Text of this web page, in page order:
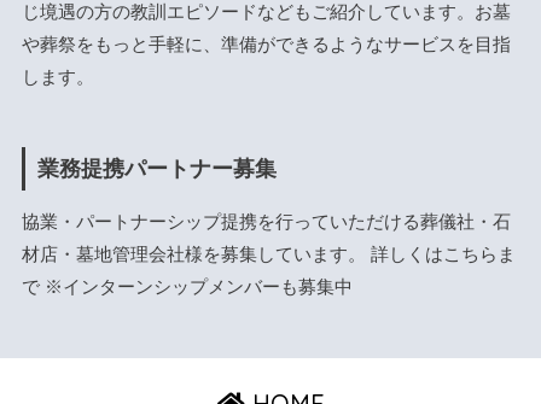
じ境遇の方の教訓エピソードなどもご紹介しています。お墓
や葬祭をもっと手軽に、準備ができるようなサービスを目指
します。
業務提携パートナー募集
協業・パートナーシップ提携を行っていただける葬儀社・石
材店・墓地管理会社様を募集しています。 詳しくはこちら ま
で ※インターンシップメンバーも募集中